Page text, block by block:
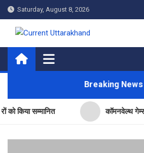
Skip
to
content
Saturday, August 8, 2026
Current
Breaking News
सम्मानित कॉमनवेल्थ गेम्स 2026